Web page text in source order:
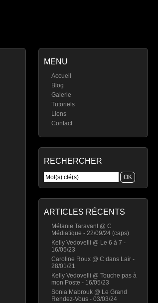
MENU
Accueil
Blog
Galerie
Tutoriels
Liens
Contact
RECHERCHER
ARTICLES RÉCENTS
Mélanie Taravant @ C
Médiatique - 22/09/24 (caps)
Kelly Vedovelli @ Le 6 à 7 -
16/05/23
Caroline Roux @ C dans Lair -
28/01/21
Kelly Vedovelli @ Touche pas à
mon Poste - 16/05/23
Sonia Mabrouk @ Le Grand
Rendez-Vous - 03/03/24